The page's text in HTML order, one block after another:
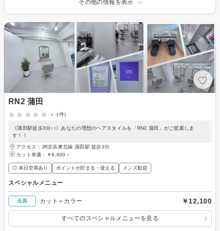
その他の情報を表示
RN2 蒲田
-
(-件)
《蒲田駅徒歩3分♪♪》あなたの理想のヘアスタイルを「RN2 蒲田」がご提案しま
す！！
アクセス：JR京浜東北線 蒲田駅 徒歩3分
カット単価： ￥6,600～
◎ 本日空席あり ポイントが貯まる・使える メンズ歓迎
スペシャルメニュー
全員 カット＋カラー ￥12,100
すべてのスペシャルメニューを見る